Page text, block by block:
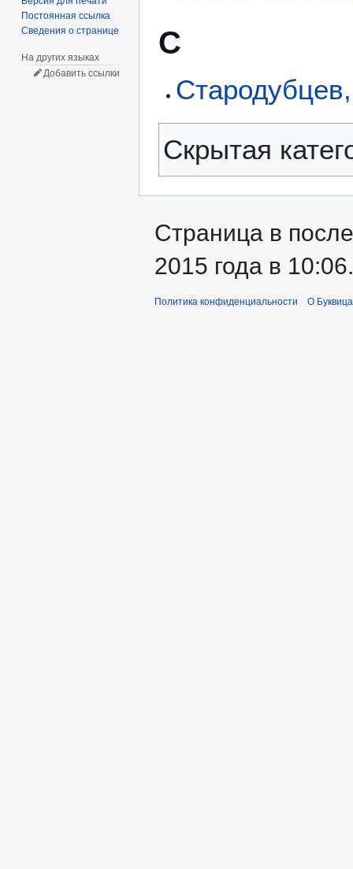
С
Скрытая
Постоянная ссылка
Сведения о странице
На других языках
Добавить ссылки
Страница в
2015 года в 10:06.
Политика конфиденциальности О Буквица